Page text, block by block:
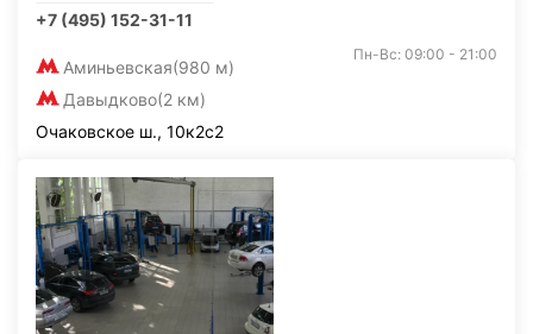
+7 (495) 152-31-11
Аминьевская(980 м)
Давыдково(2 км)
Пн-Вс: 09:00 - 21:00
Очаковское ш., 10к2с2